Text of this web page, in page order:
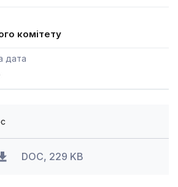
комітету
дата
DOC, 229 KB